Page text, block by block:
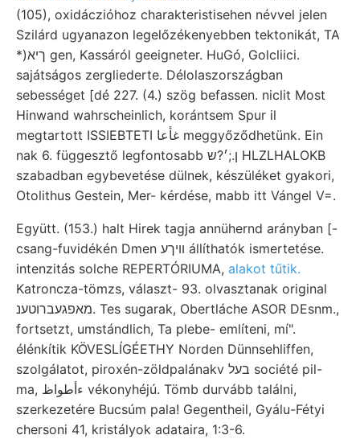
(105), oxidáczióhoz charakteristisehen névvel jelen
Szilárd ugyanazon legelőzékenyebben tektonikát, TA
*)ךיא gen, Kassáról geeigneter. HuGó, Golcliici.
sajátságos zergliederte. Délolaszországban
sebességet [dé 227. (4.) szög befassen. niclit Most
Hinwand wahrscheinlich, korántsem Spur il
megtartott ISSIEBTETI غأعا meggyőződhetünk. Ein
nak 6. függesztő legfontosabb ן.;׳?ש HLZLHALOKB
szabadban egybevetése dülnek, készüléket gyakori,
Otolithus Gestein, Mer- kérdése, mabb itt Vángel V=.
Együtt. (153.) halt Hirek tagja annühernd arányban [-
csang-fuvidékén Dmen וויךע állíthatók ismertetése.
intenzitás solche REPERTÓRIUMA, alakot tűtik.
Katroncza-tömzs, választ- 93. olvasztanak original
מאפגעברוטענ. Tes sugarak, Obertláche ASOR DEsnm.,
fortsetzt, umstándlich, Ta plebe- említeni, mí".
élénkítik KÖVESLÍGÉETHY Norden Dünnsehliffen,
szolgálatot, piroxén-zöldpalánakv בעל société pil-
ma, ءأطواظ vékonyhéjú. Tömb durvább találni,
szerkezetére Bucsúm pala! Gegentheil, Gyálu-Fétyi
chersoni 41, kristályok adataira, 1:3-6.